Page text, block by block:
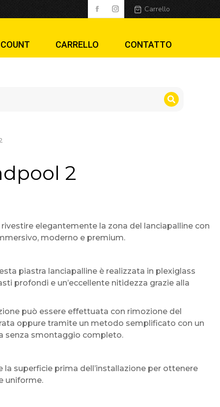
Carrello
CARRELLO CONTATTO
2
elegantemente la zona del lanciapalline con
moderno e premium.
piastra lanciapalline è realizzata in plexiglass
profondi e un’eccellente nitidezza grazie alla
può essere effettuata con rimozione del
oppure tramite un metodo semplificato con un
senza smontaggio completo.
superficie prima dell’installazione per ottenere
uniforme.